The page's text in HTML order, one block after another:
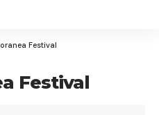
Festival
Festival